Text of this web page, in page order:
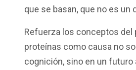
que se basan, que no es un
Refuerza los conceptos del
proteínas como causa no
cognición, sino en un futuro